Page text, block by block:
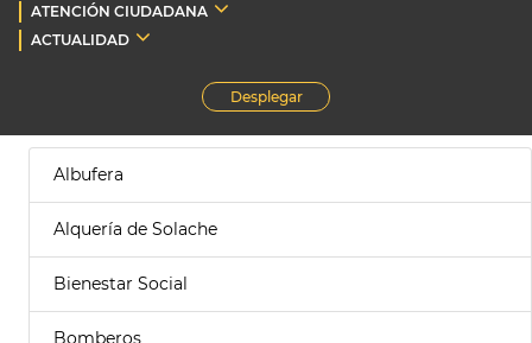
ATENCIÓN CIUDADANA
ACTUALIDAD
Desplegar
Albufera
Alquería de Solache
Bienestar Social
Bomberos